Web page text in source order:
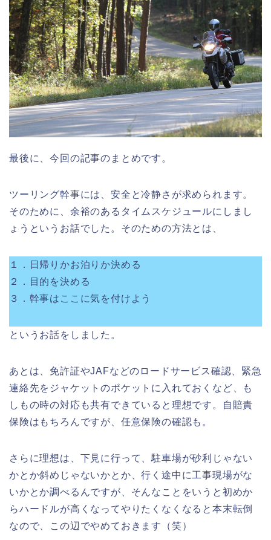
最後に、今回の記事のまとめです。
ツーリング幹事には、安全と冷静さが求められます。
そのために、余裕のあるタイムスケジュールにしまし
ょうというお話でした。そのための方法とは、
１．日帰りかお泊りか決める
２．目的を決める
３．幹事はここに気を付けよう
というお話をしました。
あとは、免許証やJAFなどのロードサービス確認、緊急
連絡先をジャケットのポケットに入れておくなど、も
しもの時の対応も共有できていると理想です。自賠責
保険はもちろんですが、任意保険の確認も。
さらに理想は、下見に行って、駐車場が砂利じゃない
かとか斜めじゃないかとか、行く途中に工事現場がな
いかとか調べるんですが、そんなことをいうと初めか
らハードルが高くなってやりたくなくなると本末転倒
なので、この辺でやめておきます（笑）